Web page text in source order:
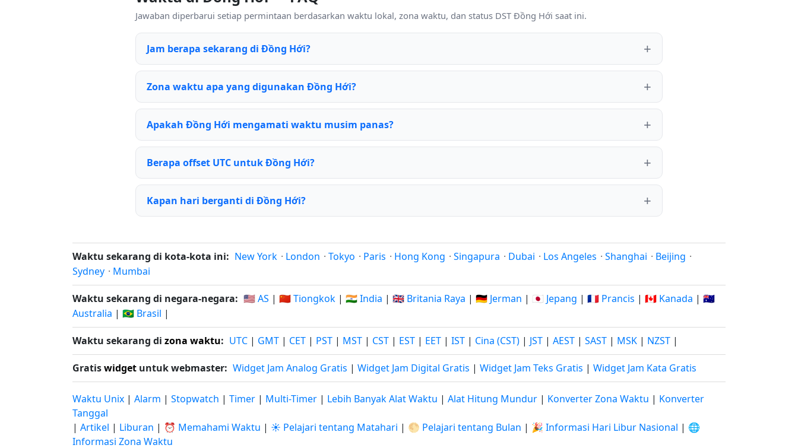
Jawaban diperbarui setiap permintaan berdasarkan waktu lokal, zona waktu, dan status DST Đồng Hới saat ini.
Jam berapa sekarang di Đồng Hới?
Zona waktu apa yang digunakan Đồng Hới?
Apakah Đồng Hới mengamati waktu musim panas?
Berapa offset UTC untuk Đồng Hới?
Kapan hari berganti di Đồng Hới?
Waktu sekarang di kota-kota ini: New York · London · Tokyo · Paris · Hong Kong · Singapura · Dubai · Los Angeles · Shanghai · Beijing ·
Sydney · Mumbai
Waktu sekarang di negara-negara: 🇺🇸 AS | 🇨🇳 Tiongkok | 🇮🇳 India | 🇬🇧 Britania Raya | 🇩🇪 Jerman | 🇯🇵 Jepang | 🇫🇷 Prancis | 🇨🇦 Kanada | 🇦🇺
Australia | 🇧🇷 Brasil |
Waktu sekarang di zona waktu: UTC | GMT | CET | PST | MST | CST | EST | EET | IST | Cina (CST) | JST | AEST | SAST | MSK | NZST |
Gratiswidget untuk webmaster: Widget Jam Analog Gratis | Widget Jam Digital Gratis | Widget Jam Teks Gratis | Widget Jam Kata Gratis
Waktu Unix | Alarm | Stopwatch | Timer | Multi-Timer | Lebih Banyak Alat Waktu | Alat Hitung Mundur | Konverter Zona Waktu | Konverter
Tanggal
| Artikel | Liburan | ⏰ Memahami Waktu | ☀️ Pelajari tentang Matahari | 🌕 Pelajari tentang Bulan | 🎉 Informasi Hari Libur Nasional | 🌐
Informasi Zona Waktu